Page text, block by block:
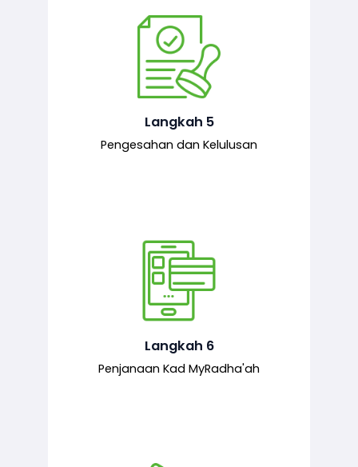
Langkah 5
Pengesahan dan Kelulusan
Pegawai pelulus menilai permohonan
dan memberi pengesahan serta
kelulusan akhir sekiranya semuanya
mematuhi syarat ditetapkan.
Langkah 6
Penjanaan Kad MyRadha'ah
Setelah permohonan diluluskan, kad
MyRadha’ah akan dijana.